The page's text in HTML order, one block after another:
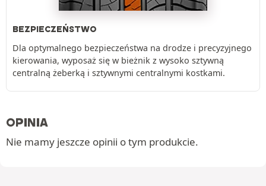
BEZPIECZEŃSTWO
Dla optymalnego bezpieczeństwa na drodze i precyzyjnego
kierowania, wyposaż się w bieżnik z wysoko sztywną
centralną żeberką i sztywnymi centralnymi kostkami.
OPINIA
Nie mamy jeszcze opinii o tym produkcie.